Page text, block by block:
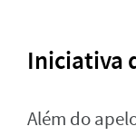
Iniciativa
Além do